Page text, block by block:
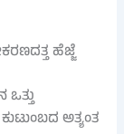
ಹೆಜ್ಜೆ
ಅತ್ಯಂತ